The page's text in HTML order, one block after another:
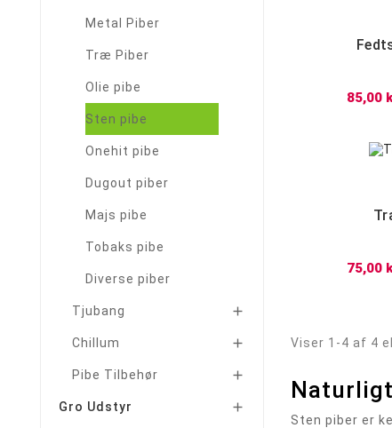
Metal Piber
Træ Piber
Olie pibe
Sten pibe
Onehit pibe
Dugout piber
Majs pibe
Tobaks pibe
Diverse piber
Tjubang 
Chillum 
Pibe Tilbehør 
Gro Udstyr 
85,00
75,00
Viser 1-4 af 4
Sten piber er